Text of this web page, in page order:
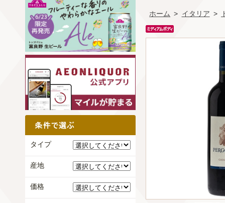
ホーム > イタリア >
タイプ
産地
価格